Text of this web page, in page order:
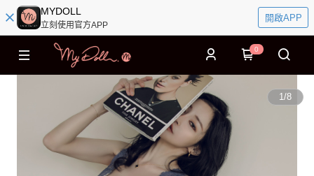
MYDOLL
立刻使用官方APP
開啟APP
0
1/8